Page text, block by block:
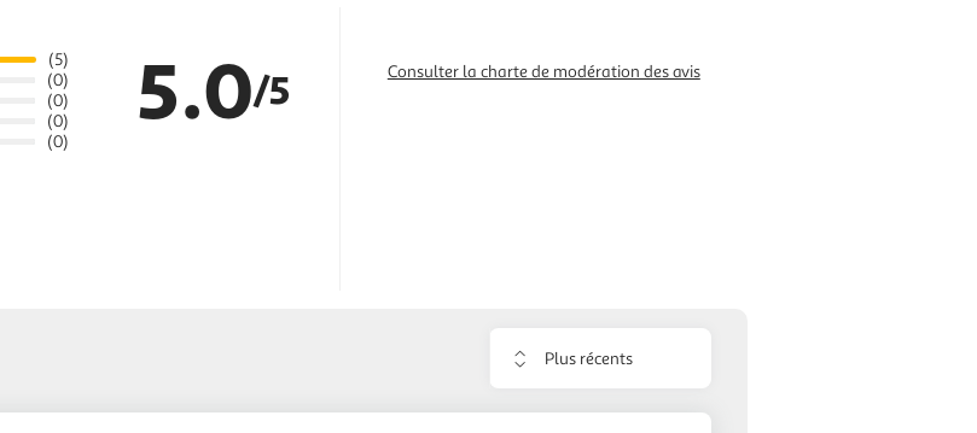
(5)
(0)
(0)
(0)
(0)
5.0/5 Consulter la charte de modération des avis
Trier
avis